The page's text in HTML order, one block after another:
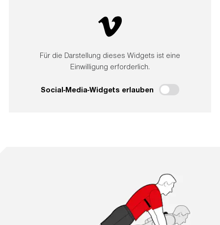
Für die Darstellung dieses Widgets ist eine
Einwilligung erforderlich.
Social-Media-Widgets erlauben